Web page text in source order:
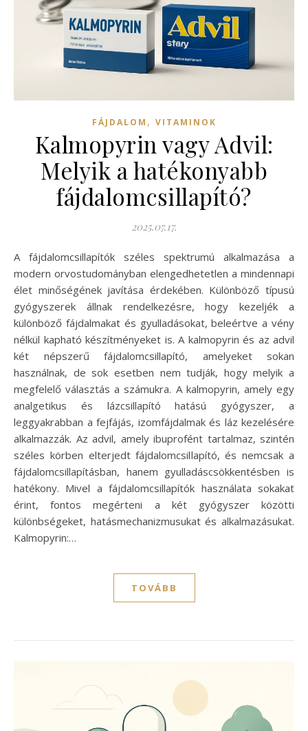
FÁJDALOM , VITAMINOK
Kalmopyrin vagy Advil:
Melyik a hatékonyabb
fájdalomcsillapító?
2025.07.17.
A fájdalomcsillapítók széles spektrumú alkalmazása a
modern orvostudományban elengedhetetlen a mindennapi
élet minőségének javítása érdekében. Különböző típusú
gyógyszerek állnak rendelkezésre, hogy kezeljék a
különböző fájdalmakat és gyulladásokat, beleértve a vény
nélkül kapható készítményeket is. A kalmopyrin és az advil
két népszerű fájdalomcsillapító, amelyeket sokan
használnak, de sok esetben nem tudják, hogy melyik a
megfelelő választás a számukra. A kalmopyrin, amely egy
analgetikus és lázcsillapító hatású gyógyszer, a
leggyakrabban a fejfájás, izomfájdalmak és láz kezelésére
alkalmazzák. Az advil, amely ibuprofént tartalmaz, szintén
széles körben elterjedt fájdalomcsillapító, és nemcsak a
fájdalomcsillapításban, hanem gyulladáscsökkentésben is
hatékony. Mivel a fájdalomcsillapítók használata sokakat
érint, fontos megérteni a két gyógyszer közötti
különbségeket, hatásmechanizmusukat és alkalmazásukat.
Kalmopyrin:…
TOVÁBB